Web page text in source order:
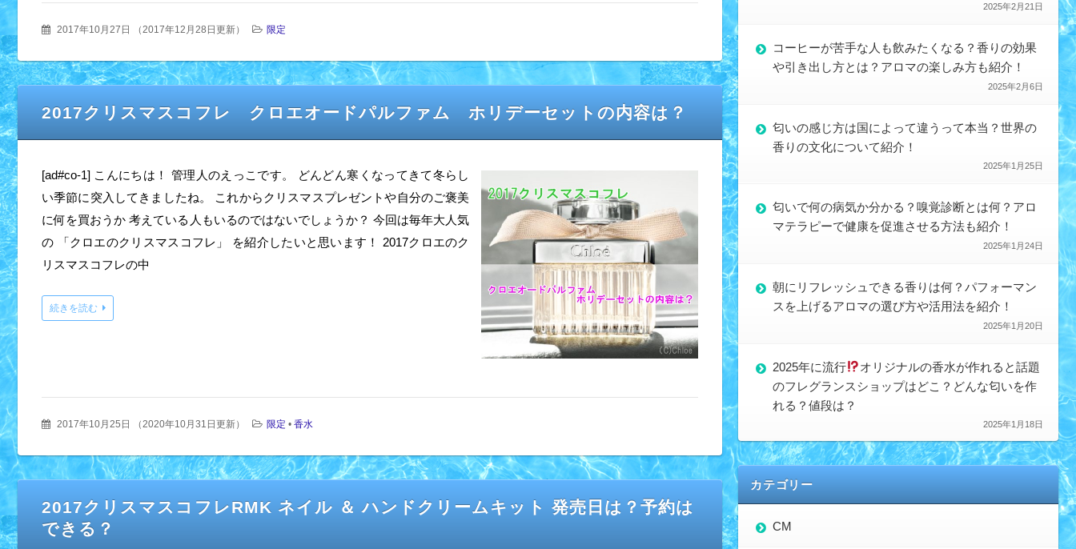
2017年10月27日 （2017年12月28日更新） 限定
2017クリスマスコフレ クロエオードパルファム ホリデーセットの内容は？
[ad#co-1] こんにちは！ 管理人のえっこです。 どんどん寒くなってきて冬らし
い季節に突入してきましたね。 これからクリスマスプレゼントや自分のご褒美
に何を買おうか 考えている人もいるのではないでしょうか？ 今回は毎年大人気
の 「クロエのクリスマスコフレ」 を紹介したいと思います！ 2017クロエのク
リスマスコフレの中
続きを読む
2017年10月25日 （2020年10月31日更新） 限定 • 香水
2017クリスマスコフレRMK ネイル ＆ ハンドクリームキット 発売日は？予約は
できる？
2025年2月21日
コーヒーが苦手な人も飲みたくなる？香りの効果
や引き出し方とは？アロマの楽しみ方も紹介！
2025年2月6日
匂いの感じ方は国によって違うって本当？世界の
香りの文化について紹介！
2025年1月25日
匂いで何の病気か分かる？嗅覚診断とは何？アロ
マテラピーで健康を促進させる方法も紹介！
2025年1月24日
朝にリフレッシュできる香りは何？パフォーマン
スを上げるアロマの選び方や活用法を紹介！
2025年1月20日
2025年に流行
オリジナルの香水が作れると話題
のフレグランスショップはどこ？どんな匂いを作
れる？値段は？
2025年1月18日
カテゴリー
CM